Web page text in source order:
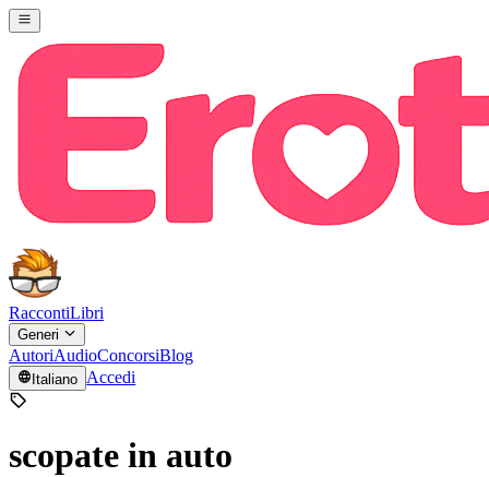
RaccontiLibri
Generi
AutoriAudioConcorsiBlog
Italiano Accedi
scopate in auto